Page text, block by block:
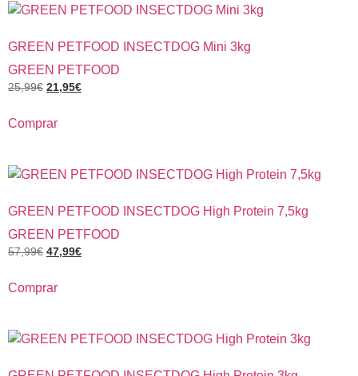
GREEN PETFOOD INSECTDOG Mini 3kg
GREEN PETFOOD
25,99€ 21,95€
Comprar
GREEN PETFOOD INSECTDOG High Protein 7,5kg
GREEN PETFOOD
57,99€ 47,99€
Comprar